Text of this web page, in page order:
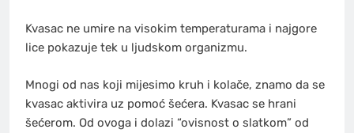
Kvasac ne umire na visokim temperaturama i najgore
lice pokazuje tek u ljudskom organizmu.
Mnogi od nas koji mijesimo kruh i kolače, znamo da se
kvasac aktivira uz pomoć šećera. Kvasac se hrani
šećerom. Od ovoga i dolazi “ovisnost o slatkom” od